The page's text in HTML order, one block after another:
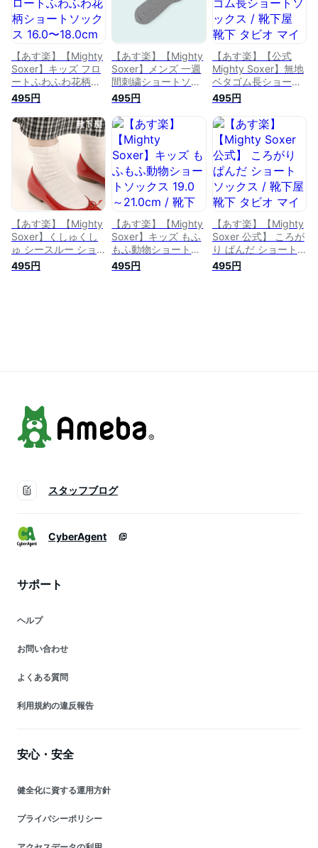
【あす楽】【Mighty
Soxer】キッズ フロ
ートふわふわ花柄シ
ョートソックス
16.0〜18.0cm / 靴下
屋 靴下 タビオ マイ
ティソクサー くつ下
ショート キッズ 日
495円
【あす楽】【Mighty
Soxer】メンズ 一週
間刺繍ショートソッ
クス / 靴下屋 靴下 タ
ビオ マイティソクサ
ー くつ下 ショート
メンズ 日本製
495円
【あす楽】【公式
Mighty Soxer】無地
ベタゴム長ショート
ソックス / 靴下屋 靴
下 タビオ マイティ
ソクサー くつ下 シ
ョート レディース
日本製
495円
【あす楽】【Mighty
Soxer】くしゅくし
ゅ シースルー ショ
ートソックス / 靴下
屋 靴下 タビオ マイ
495円
【あす楽】【Mighty
Soxer】キッズ もふ
もふ動物ショートソ
ックス 19.0～
21.0cm / 靴下屋 靴
495円
【あす楽】【Mighty
Soxer 公式】 ころが
り ぱんだ ショート
ソックス / 靴下屋 靴
下 タビオ マイティ
495円
スタッフブログ
CyberAgent
サポート
ヘルプ
お問い合わせ
よくある質問
利用規約の違反報告
安心・安全
健全化に資する運用方針
プライバシーポリシー